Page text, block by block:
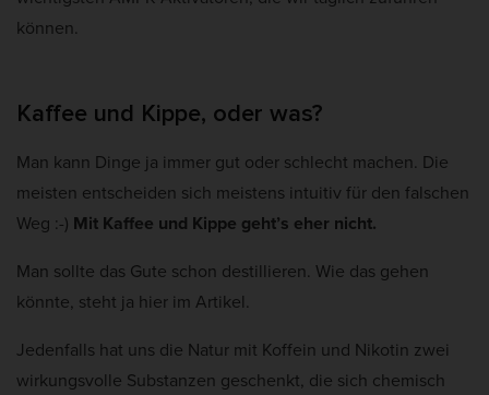
können.
Kaffee und Kippe, oder was?
Man kann Dinge ja immer gut oder schlecht machen. Die
meisten entscheiden sich meistens intuitiv für den falschen
Weg :-) Mit Kaffee und Kippe geht’s eher nicht.
Man sollte das Gute schon destillieren. Wie das gehen
könnte, steht ja hier im Artikel.
Jedenfalls hat uns die Natur mit Koffein und Nikotin zwei
wirkungsvolle Substanzen geschenkt, die sich chemisch